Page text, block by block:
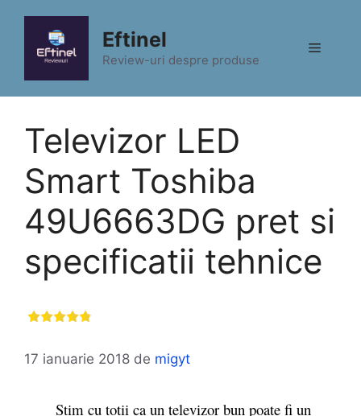
conținut
Eftinel
Review-uri despre produse
Meniu
Televizor LED
Smart Toshiba
49U6663DG pret si
specificatii tehnice
17 ianuarie 2018 de migyt
Stim cu totii ca un televizor bun poate fi un